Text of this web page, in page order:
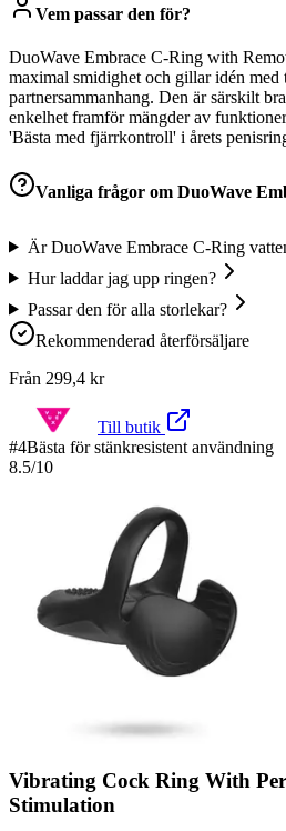
Vem passar den för?
DuoWave Embrace C-Ring with
maximal smidighet och gillar idén
partnersammanhang. Den är särskilt
enkelhet framför mängder av
'Bästa med fjärrkontroll' i årets
Vanliga frågor om DuoWave
Är DuoWave Embrace C-Ring
Hur laddar jag upp ringen?
Passar den för alla storlekar?
Rekommenderad återförsäljare
Från 299,4 kr
Till butik
#4Bästa för stänkresistent användning
8.5/10
Vibrating Cock Ring With
Stimulation